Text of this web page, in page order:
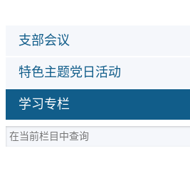
支部会议
特色主题党日活动
学习专栏